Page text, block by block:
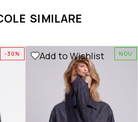
SIMILARE
-30% NOU
Add to Wishlist